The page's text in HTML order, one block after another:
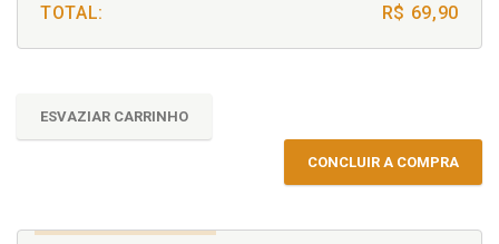
TOTAL: R$ 69,90
ESVAZIAR CARRINHO
CONCLUIR A COMPRA